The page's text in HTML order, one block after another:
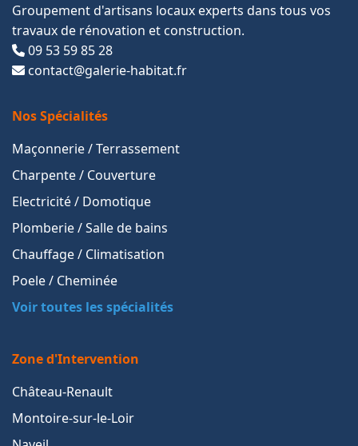
Groupement d'artisans locaux experts dans tous vos
travaux de rénovation et construction.
09 53 59 85 28
contact@galerie-habitat.fr
Nos Spécialités
Maçonnerie / Terrassement
Charpente / Couverture
Electricité / Domotique
Plomberie / Salle de bains
Chauffage / Climatisation
Poele / Cheminée
Voir toutes les spécialités
Zone d'Intervention
Château-Renault
Montoire-sur-le-Loir